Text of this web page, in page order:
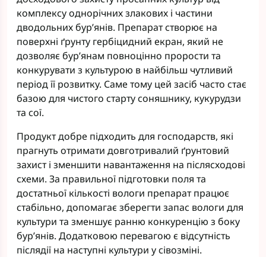
комплексу однорічних злакових і частини
дводольних бур’янів. Препарат створює на
поверхні ґрунту гербіцидний екран, який не
дозволяє бур’янам повноцінно прорости та
конкурувати з культурою в найбільш чутливий
період її розвитку. Саме тому цей засіб часто стає
базою для чистого старту соняшнику, кукурудзи
та сої.
Продукт добре підходить для господарств, які
прагнуть отримати довготривалий ґрунтовий
захист і зменшити навантаження на післясходові
схеми. За правильної підготовки поля та
достатньої кількості вологи препарат працює
стабільно, допомагає зберегти запас вологи для
культури та зменшує ранню конкуренцію з боку
бур’янів. Додатковою перевагою є відсутність
післядії на наступні культури у сівозміні.